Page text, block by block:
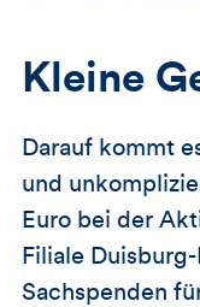
Kleine
Darauf kommt
und
Euro bei der
Filiale
Sachspenden